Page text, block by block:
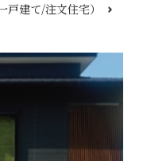
建て/注文住宅）